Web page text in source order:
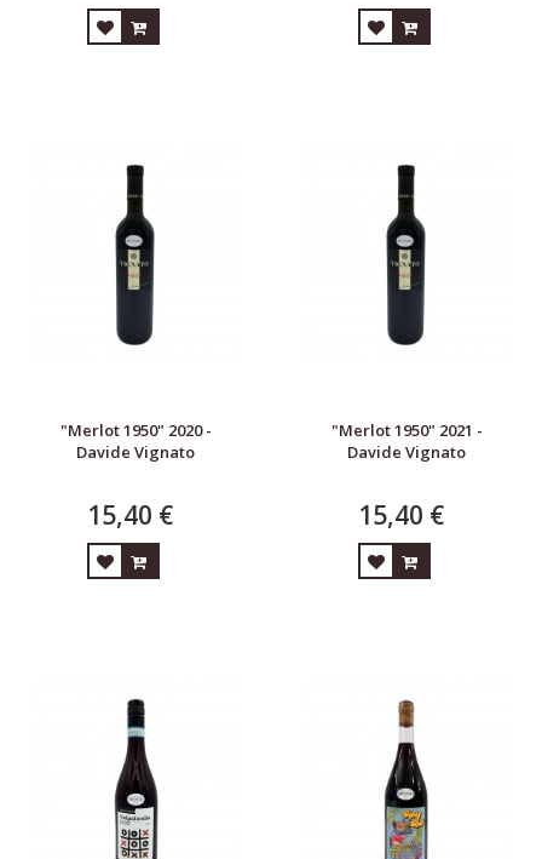
"Merlot 1950" 2020 -
Davide Vignato
15,40 €
"Merlot 1950" 2021 -
Davide Vignato
15,40 €